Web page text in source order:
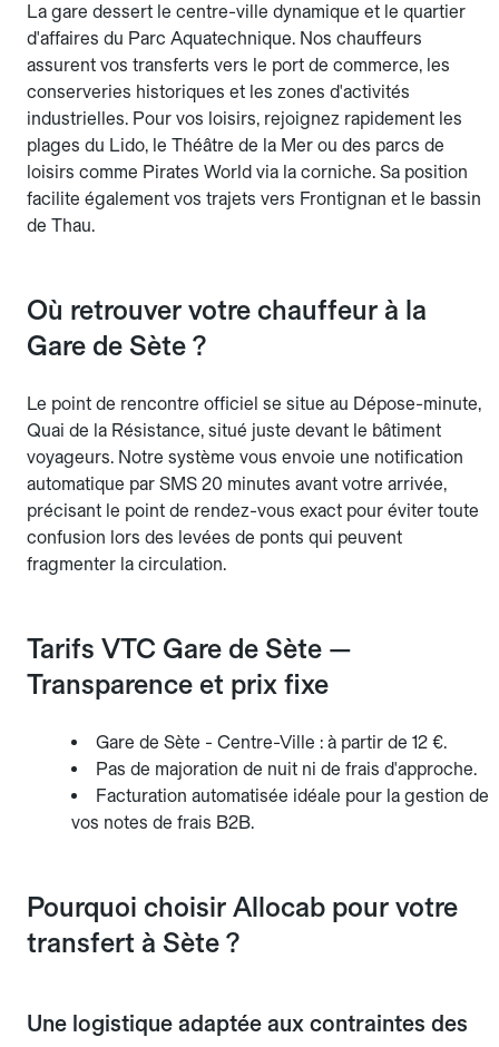
La gare dessert le centre-ville dynamique et le quartier
d'affaires du Parc Aquatechnique. Nos chauffeurs
assurent vos transferts vers le port de commerce, les
conserveries historiques et les zones d'activités
industrielles. Pour vos loisirs, rejoignez rapidement les
plages du Lido, le Théâtre de la Mer ou des parcs de
loisirs comme Pirates World via la corniche. Sa position
facilite également vos trajets vers Frontignan et le bassin
de Thau.
Où retrouver votre chauffeur à la
Gare de Sète ?
Le point de rencontre officiel se situe au Dépose-minute,
Quai de la Résistance, situé juste devant le bâtiment
voyageurs. Notre système vous envoie une notification
automatique par SMS 20 minutes avant votre arrivée,
précisant le point de rendez-vous exact pour éviter toute
confusion lors des levées de ponts qui peuvent
fragmenter la circulation.
Tarifs VTC Gare de Sète —
Transparence et prix fixe
Gare de Sète - Centre-Ville : à partir de 12 €.
Pas de majoration de nuit ni de frais d'approche.
Facturation automatisée idéale pour la gestion de
vos notes de frais B2B.
Pourquoi choisir Allocab pour votre
transfert à Sète ?
Une logistique adaptée aux contraintes des